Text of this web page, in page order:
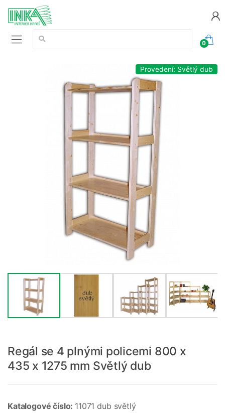
Vyhledávání:
0
Provedení: Světlý dub
Regál se 4 plnými policemi 800 x
435 x 1275 mm Světlý dub
Katalogové číslo: 11071 dub světlý